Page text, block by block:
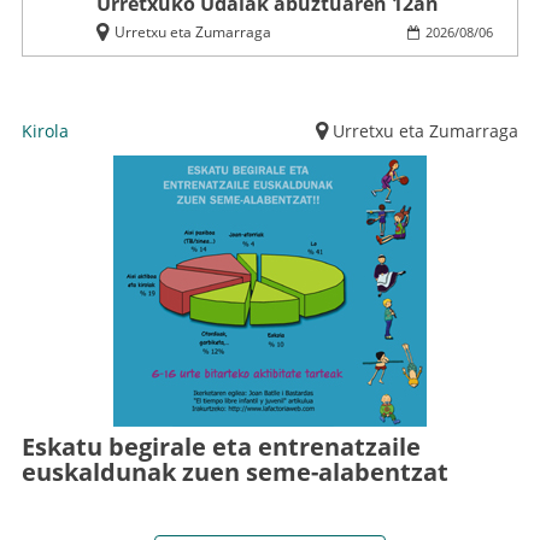
2026/08/06
Urretxu eta Zumarraga
Kirola Urretxu eta Zumarraga
Eskatu begirale eta entrenatzaile
euskaldunak zuen seme-alabentzat